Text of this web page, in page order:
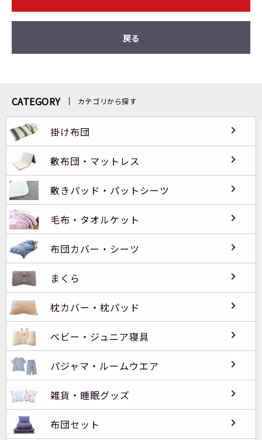
戻る
CATEGORY カテゴリから探す
掛け布団
敷布団・マットレス
敷きパッド・パットシーツ
毛布・タオルケット
布団カバー・シーツ
まくら
枕カバー・枕パッド
ベビー・ジュニア寝具
パジャマ・ルームウエア
雑貨・睡眠グッズ
布団セット